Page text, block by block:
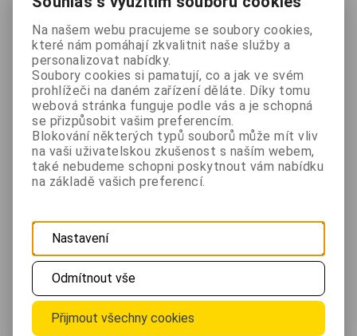
Úsporný LED reflektor FL-Apple 50W s
integrovaným pohybovým detektorem
- 10 %
Úsporný LED reflektor svou svítivostí spolehlivě nahradí
150W halogenový reflektor při menší spotřebě energie.
330 Kč
297 Kč
Na našem webu pracujeme se soubory cookies,
které nám pomáhají zkvalitnit naše služby a
personalizovat nabídky.
Soubory cookies si pamatují, co a jak ve svém
prohlížeči na daném zařízení děláte. Díky tomu
webová stránka funguje podle vás a je schopná
se přizpůsobit vašim preferencím.
Blokování některých typů souborů může mít vliv
na vaši uživatelskou zkušenost s naším webem,
také nebudeme schopni poskytnout vám nabídku
na základě vašich preferencí.
Nastavení
Odmítnout vše
Přijmout všechny cookies